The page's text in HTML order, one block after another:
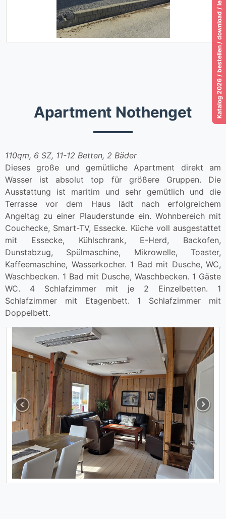
Katalog 2026 / bestellen / download / lesen!
Apartment Nothenget
110qm, 6 SZ, 11-12 Betten, 2 Bäder
Dieses große und gemütliche Apartment direkt am
Wasser ist absolut top für größere Gruppen. Die
Ausstattung ist maritim und sehr gemütlich und die
Terrasse vor dem Haus lädt nach erfolgreichem
Angeltag zu einer Plauderstunde ein. Wohnbereich mit
Couchecke, Smart-TV, Essecke. Küche voll ausgestattet
mit Essecke, Kühlschrank, E-Herd, Backofen,
Dunstabzug, Spülmaschine, Mikrowelle, Toaster,
Kaffeemaschine, Wasserkocher. 1 Bad mit Dusche, WC,
Waschbecken. 1 Bad mit Dusche, Waschbecken. 1 Gäste
WC. 4 Schlafzimmer mit je 2 Einzelbetten. 1
Schlafzimmer mit Etagenbett. 1 Schlafzimmer mit
Doppelbett.
Previous Next